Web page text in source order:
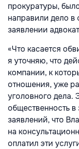
прокуратуры,
направили дело в
заявлении
«Что касается
я уточняю, что
компании, к
отношения, уже
уголовного дела.
общественность
заявлений, что
на
оплатил эти